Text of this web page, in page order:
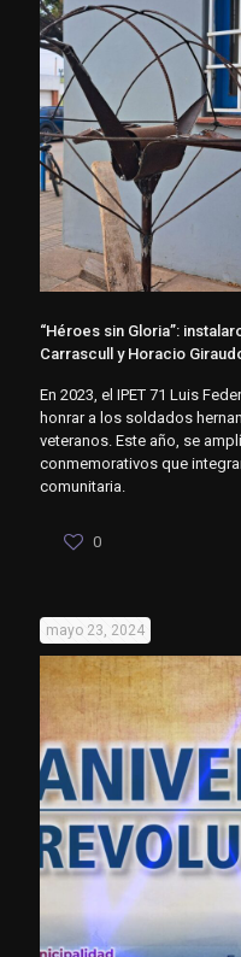
“Héroes sin Gloria”:
Carrascull y Horacio
En 2023, el IPET 71 Luis
honrar a los soldados
veteranos. Este año, se
conmemorativos que
comunitaria.
0
mayo 23, 2024